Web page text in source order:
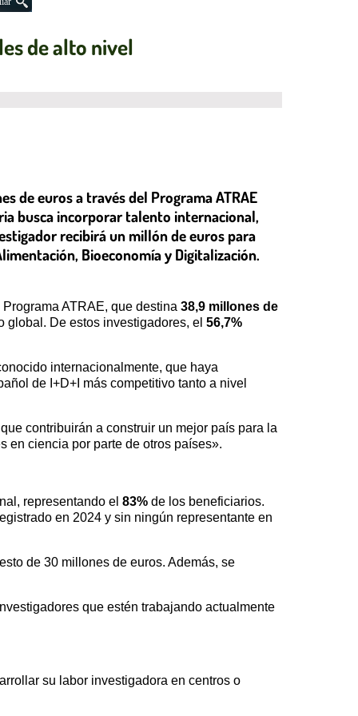
de alto nivel
de euros a través del Programa ATRAE
busca incorporar talento internacional,
recibirá un millón de euros para
Bioeconomía y Digitalización.
ATRAE, que destina 38,9 millones de
De estos investigadores, el 56,7%
internacionalmente, que haya
de I+D+I más competitivo tanto a nivel
contribuirán a construir un mejor país para la
en ciencia por parte de otros países».
representando el 83% de los beneficiarios.
en 2024 y sin ningún representante en
de 30 millones de euros. Además, se
que estén trabajando actualmente
su labor investigadora en centros o